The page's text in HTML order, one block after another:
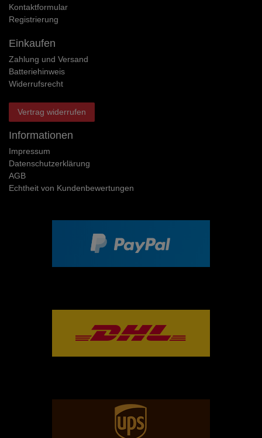
Kontaktformular
Registrierung
Einkaufen
Zahlung und Versand
Batteriehinweis
Widerrufs­recht
Vertrag widerrufen
Informationen
Impressum
Daten­schutz­erklärung
AGB
Echtheit von Kundenbewertungen